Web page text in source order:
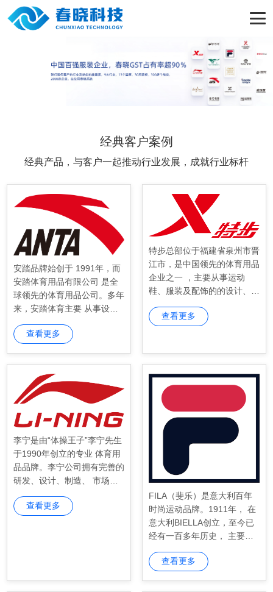
经典客户案例
经典产品，与客户一起推动行业发展，成就行业标杆
安踏品牌始创于 1991年，而
安踏体育用品有限公司 是全
球领先的体育用品公司。多年
来，安踏体育主要 从事设
育用品，在中国 向大众市场
括运动鞋、 服装及配饰。品
牌组合包括安踏、FILA、DE
SCENTE 及 KOLON SPOR
T，以及 Amer Sports Corpor
查看更多
特步总部位于福建省泉州市晋
江市，是中国领先的体育用品
企业之一 ，主要从事运动
鞋、服装及配饰的的设计、研
管理。企业始创于1987年，2
查看更多
李宁是由“体操王子”李宁先生
于1990年创立的专业 体育用
品品牌。李宁公司拥有完善的
研发、设计、制造、 市场、
力，主要经营李宁 品牌专业
查看更多
FILA（斐乐）是意大利百年
时尚运动品牌。1911年， 在
意大利BIELLA创立，至今已
经有一百多年历史， 主要从
伽、赛车等运动相 关产品的
查看更多